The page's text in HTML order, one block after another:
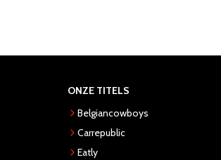
ONZE TITELS
Belgiancowboys
Carrepublic
Eatly